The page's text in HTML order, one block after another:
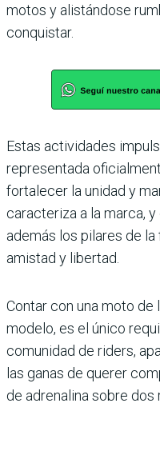
motos y alistándose
conquistar.
Estas actividades
repre­sentada
fortale­cer la unidad y
caracteriza a la marca,
además los pilares de
amistad y libertad.
Contar con una moto de
modelo, es el único
comunidad de riders,
las ganas de querer
de adrenalina sobre dos